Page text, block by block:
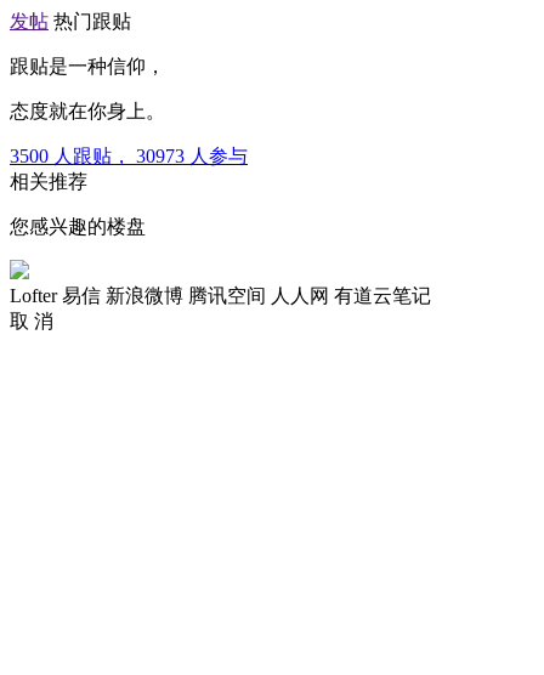
发帖 热门跟贴
跟贴是一种信仰，
态度就在你身上。
3500 人跟贴， 30973 人参与
相关推荐
您感兴趣的楼盘
Lofter 易信 新浪微博 腾讯空间 人人网 有道云笔记
取 消